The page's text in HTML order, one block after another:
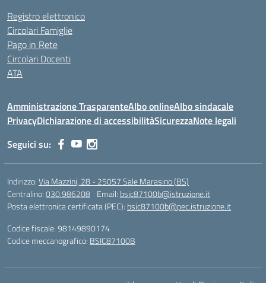
Registro elettronico
Circolari Famiglie
Pago in Rete
Circolari Docenti
ATA
Amministrazione TrasparenteAlbo onlineAlbo sindacale
PrivacyDichiarazione di accessibilitàSicurezzaNote legali
Seguici su:
Indirizzo:Via Mazzini, 28 - 25057 Sale Marasino (BS)
Centralino:030.986208 Email: bsic87100b@istruzione.it
Posta elettronica certificata (PEC): bsic87100b@pec.istruzione.it
Codice fiscale: 98149890174
Codice meccanografico: BSIC87100B